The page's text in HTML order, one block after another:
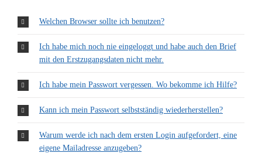
Welchen Browser sollte ich benutzen?
Ich habe mich noch nie eingeloggt und habe auch den Brief
mit den Erstzugangsdaten nicht mehr.
Ich habe mein Passwort vergessen. Wo bekomme ich Hilfe?
Kann ich mein Passwort selbstständig wiederherstellen?
Warum werde ich nach dem ersten Login aufgefordert, eine
eigene Mailadresse anzugeben?